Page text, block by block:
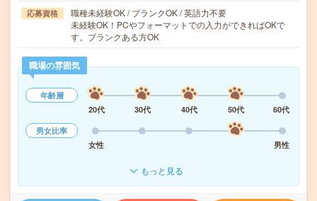
応募資格
職種未経験OK / ブランクOK / 英語力不要
未経験OK！PCやフォーマットでの入力ができればOKで
す。ブランクある方OK
職場の雰囲気
年齢層
20代
30代 40代 50代
60代
男女比率
女性
男性
もっと見る